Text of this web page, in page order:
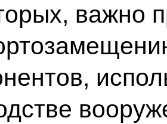
важно